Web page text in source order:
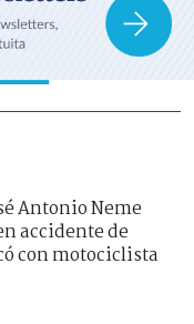
Antonio Neme
accidente de
con motociclista